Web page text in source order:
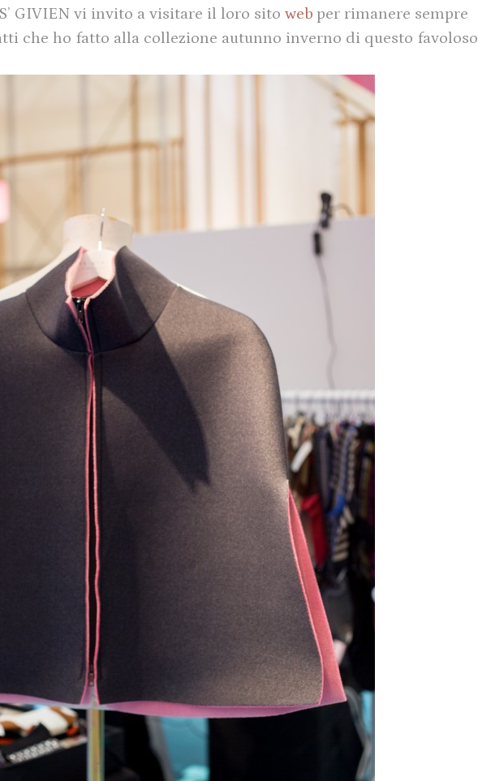
GIVIEN vi invito a visitare il loro sito web per rimanere sempre
che ho fatto alla collezione autunno inverno di questo favoloso